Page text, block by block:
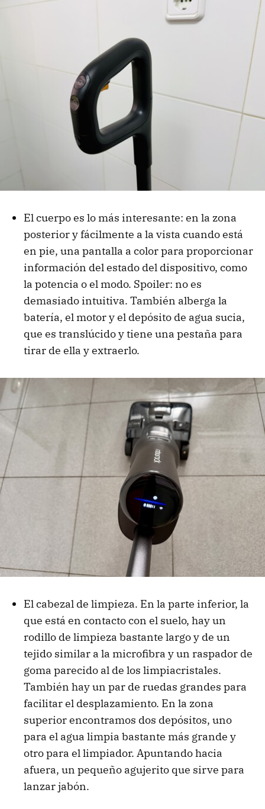
El cuerpo es lo más interesante: en la zona
posterior y fácilmente a la vista cuando está
en pie, una pantalla a color para proporcionar
información del estado del dispositivo, como
la potencia o el modo. Spoiler: no es
demasiado intuitiva. También alberga la
batería, el motor y el depósito de agua sucia,
que es translúcido y tiene una pestaña para
tirar de ella y extraerlo.
El cabezal de limpieza. En la parte inferior, la
que está en contacto con el suelo, hay un
rodillo de limpieza bastante largo y de un
tejido similar a la microfibra y un raspador de
goma parecido al de los limpiacristales.
También hay un par de ruedas grandes para
facilitar el desplazamiento. En la zona
superior encontramos dos depósitos, uno
para el agua limpia bastante más grande y
otro para el limpiador. Apuntando hacia
afuera, un pequeño agujerito que sirve para
lanzar jabón.